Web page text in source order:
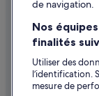
Issy-
Issy-
Palais
Parc
de navigation.
Nos
finalités
Utiliser des
l’identification.
mesure de